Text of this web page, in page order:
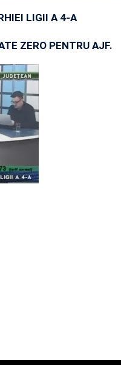
LIGII A 4-A
ZERO PENTRU AJF.